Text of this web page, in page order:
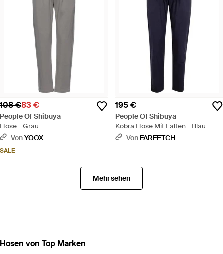
108 €83 €
People Of Shibuya
Hose - Grau
VonYOOX
SALE
195 €
People Of Shibuya
Kobra Hose Mit Falten - Blau
Von FARFETCH
Mehr sehen
Hosen von Top Marken